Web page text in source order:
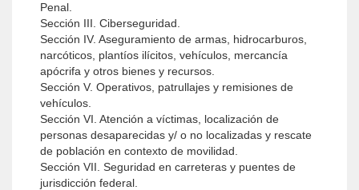
Penal.
Sección III. Ciberseguridad.
Sección IV. Aseguramiento de armas, hidrocarburos,
narcóticos, plantíos ilícitos, vehículos, mercancía
apócrifa y otros bienes y recursos.
Sección V. Operativos, patrullajes y remisiones de
vehículos.
Sección VI. Atención a víctimas, localización de
personas desaparecidas y/ o no localizadas y rescate
de población en contexto de movilidad.
Sección VII. Seguridad en carreteras y puentes de
jurisdicción federal.